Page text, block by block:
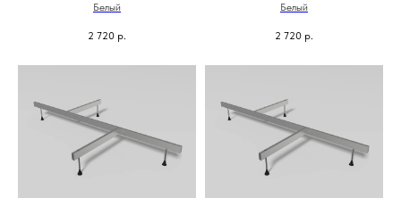
Белый
2 720 р.
Белый
2 720 р.